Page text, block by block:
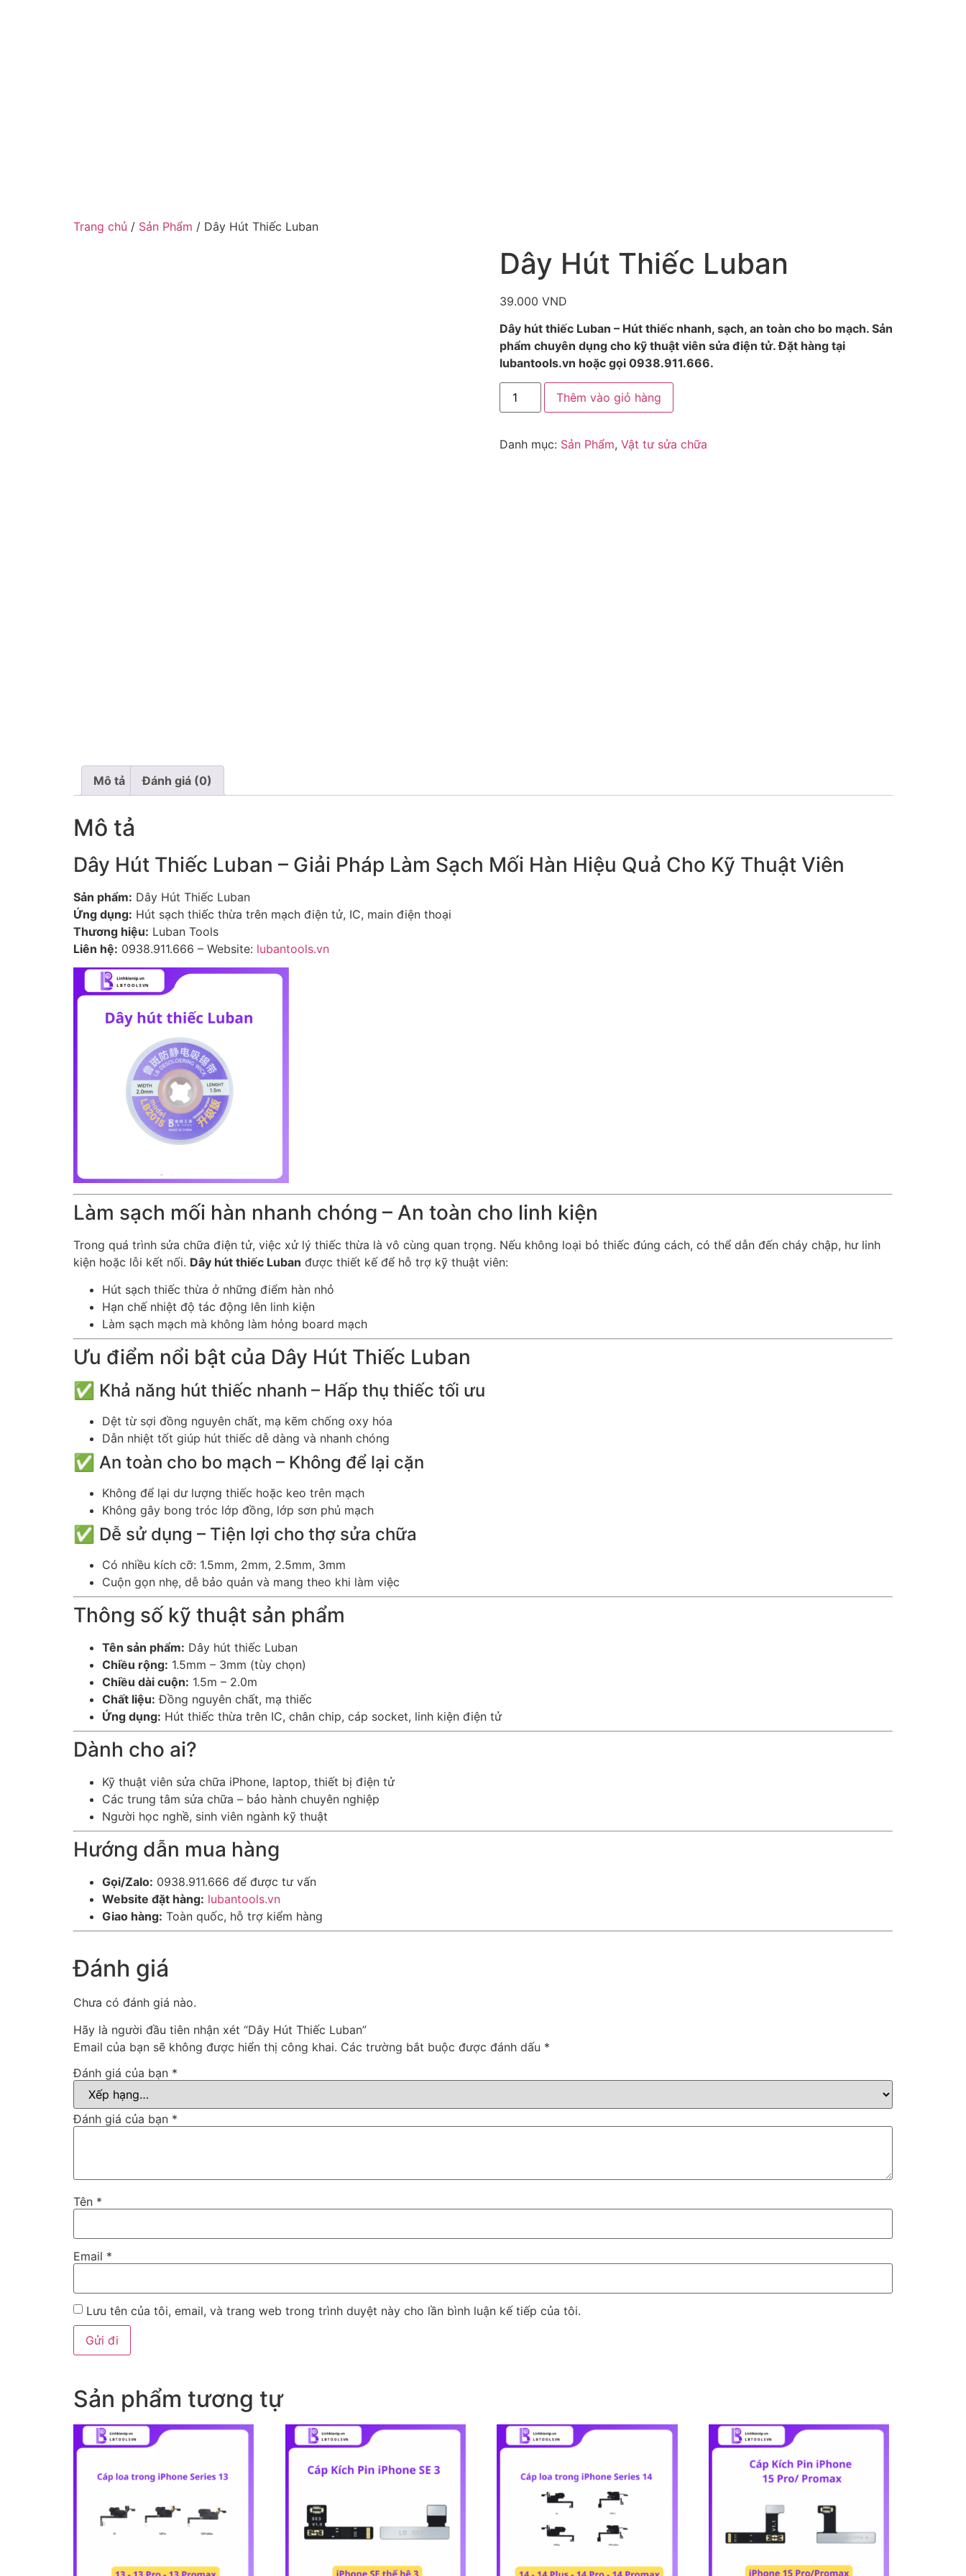
Trang chủ / Sản Phẩm / Dây Hút Thiếc Luban
Dây Hút Thiếc Luban
39.000 VND
Dây hút thiếc Luban – Hút thiếc nhanh, sạch, an toàn cho bo mạch. Sản
phẩm chuyên dụng cho kỹ thuật viên sửa điện tử. Đặt hàng tại
lubantools.vn hoặc gọi 0938.911.666.
Thêm vào giỏ hàng
Danh mục: Sản Phẩm, Vật tư sửa chữa
Mô tả Đánh giá (0)
Mô tả
Dây Hút Thiếc Luban – Giải Pháp Làm Sạch Mối Hàn Hiệu Quả Cho Kỹ Thuật Viên
Sản phẩm: Dây Hút Thiếc Luban
Ứng dụng: Hút sạch thiếc thừa trên mạch điện tử, IC, main điện thoại
Thương hiệu: Luban Tools
Liên hệ: 0938.911.666 – Website: lubantools.vn
Làm sạch mối hàn nhanh chóng – An toàn cho linh kiện
Trong quá trình sửa chữa điện tử, việc xử lý thiếc thừa là vô cùng quan trọng. Nếu không loại bỏ thiếc đúng cách, có thể dẫn đến cháy chập, hư linh
kiện hoặc lỗi kết nối. Dây hút thiếc Luban được thiết kế để hỗ trợ kỹ thuật viên:
Hút sạch thiếc thừa ở những điểm hàn nhỏ
Hạn chế nhiệt độ tác động lên linh kiện
Làm sạch mạch mà không làm hỏng board mạch
Ưu điểm nổi bật của Dây Hút Thiếc Luban
✅ Khả năng hút thiếc nhanh – Hấp thụ thiếc tối ưu
Dệt từ sợi đồng nguyên chất, mạ kẽm chống oxy hóa
Dẫn nhiệt tốt giúp hút thiếc dễ dàng và nhanh chóng
✅ An toàn cho bo mạch – Không để lại cặn
Không để lại dư lượng thiếc hoặc keo trên mạch
Không gây bong tróc lớp đồng, lớp sơn phủ mạch
✅ Dễ sử dụng – Tiện lợi cho thợ sửa chữa
Có nhiều kích cỡ: 1.5mm, 2mm, 2.5mm, 3mm
Cuộn gọn nhẹ, dễ bảo quản và mang theo khi làm việc
Thông số kỹ thuật sản phẩm
Tên sản phẩm: Dây hút thiếc Luban
Chiều rộng: 1.5mm – 3mm (tùy chọn)
Chiều dài cuộn: 1.5m – 2.0m
Chất liệu: Đồng nguyên chất, mạ thiếc
Ứng dụng: Hút thiếc thừa trên IC, chân chip, cáp socket, linh kiện điện tử
Dành cho ai?
Kỹ thuật viên sửa chữa iPhone, laptop, thiết bị điện tử
Các trung tâm sửa chữa – bảo hành chuyên nghiệp
Người học nghề, sinh viên ngành kỹ thuật
Hướng dẫn mua hàng
Gọi/Zalo: 0938.911.666 để được tư vấn
Website đặt hàng: lubantools.vn
Giao hàng: Toàn quốc, hỗ trợ kiểm hàng
Đánh giá
Chưa có đánh giá nào.
Hãy là người đầu tiên nhận xét “Dây Hút Thiếc Luban”
Email của bạn sẽ không được hiển thị công khai. Các trường bắt buộc được đánh dấu *
Đánh giá của bạn *
Đánh giá của bạn *
Tên *
Email *
Lưu tên của tôi, email, và trang web trong trình duyệt này cho lần bình luận kế tiếp của tôi.
Sản phẩm tương tự